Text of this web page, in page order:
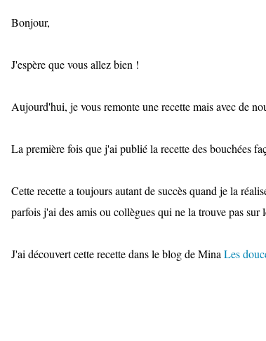
Bonjour,
J'espère que vous allez bien !
Aujourd'hui, je vous remonte une recette mais avec de
La première fois que j'ai publié la recette des bouchées
Cette recette a toujours autant de succès quand je la
parfois j'ai des amis ou collègues qui ne la trouve pas sur
J'ai découvert cette recette dans le blog de Mina Les